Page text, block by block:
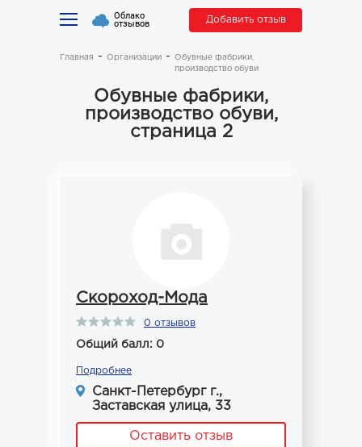
Облако
отзывов Добавить отзыв
Главная Организации
Обувные фабрики,
производство обуви
Обувные фабрики,
производство обуви,
страница 2
Скороход-Мода
0 отзывов
Общий балл: 0
Подробнее
Санкт-Петербург г.,
Заставская улица, 33
Оставить отзыв